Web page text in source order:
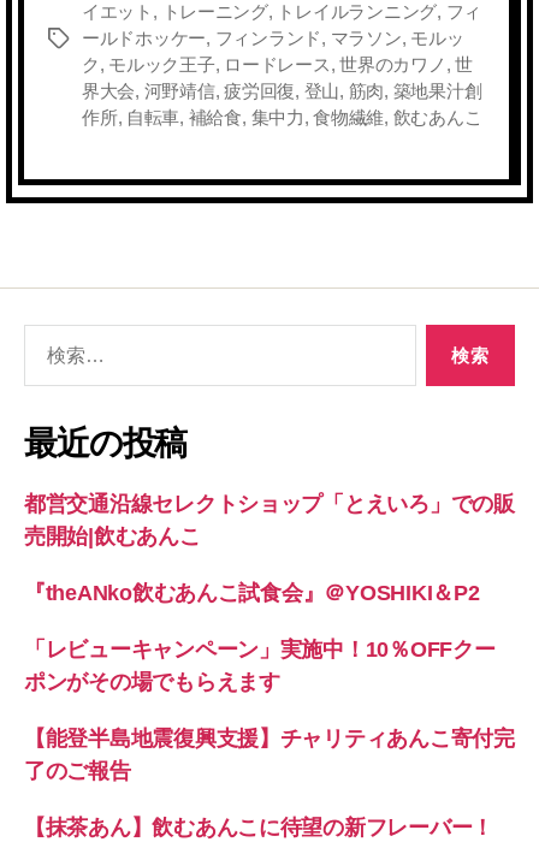
タ
イエット , トレーニング, トレイルランニング, フィ
ールドホッケー, フィンランド, マラソン, モルッ
ク , モルック王子, ロードレース,世界のカワノ ,世
界大会, 河野靖信,疲労回復, 登山, 筋肉, 築地果汁創
作所, 自転車, 補給食, 集中力,食物繊維, 飲むあんこ
象:
最近の投稿
都営交通沿線セレクトショップ「とえいろ」での販
売開始|飲むあんこ
『theANko飲むあんこ試食会』＠YOSHIKI＆P2
「レビューキャンペーン」実施中！10％OFFクー
ポンがその場でもらえます
【能登半島地震復興支援】チャリティあんこ寄付完
了のご報告
【抹茶あん】飲むあんこに待望の新フレーバー！